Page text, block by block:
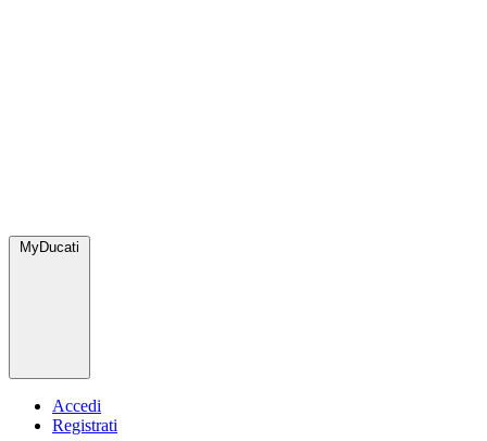
MyDucati
Accedi
Registrati